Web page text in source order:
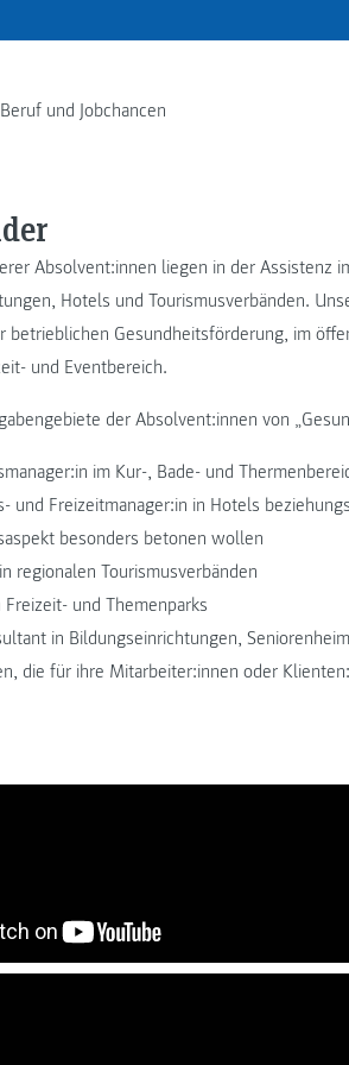
Beruf und Jobchancen
Absolvent:innen liegen in der Assistenz
Hotels und Tourismusverbänden.
betrieblichen Gesundheitsförderung, im
und Eventbereich.
der Absolvent:innen von
im Kur-, Bade- und
und Freizeitmanager:in in Hotels
besonders betonen wollen
regionalen Tourismusverbänden
Freizeit- und Themenparks
in Bildungseinrichtungen,
die für ihre Mitarbeiter:innen oder